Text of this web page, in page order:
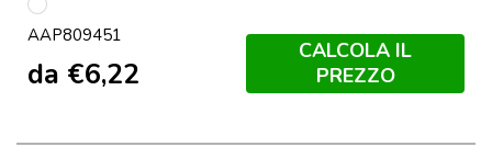
multicolore
AAP809451
da €6,22
CALCOLA IL
PREZZO